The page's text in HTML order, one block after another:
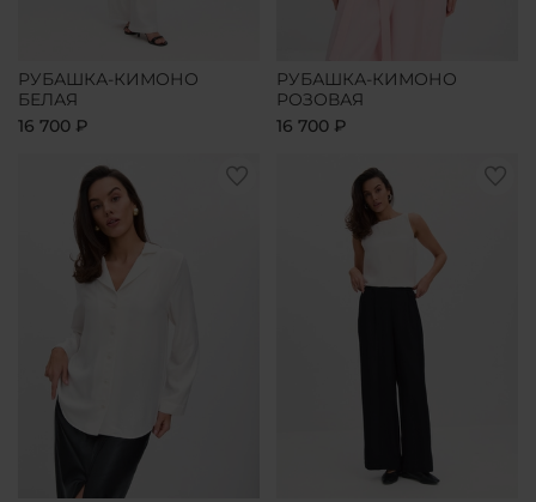
РУБАШКА-КИМОНО
БЕЛАЯ
16 700 ₽
РУБАШКА-КИМОНО
РОЗОВАЯ
16 700 ₽